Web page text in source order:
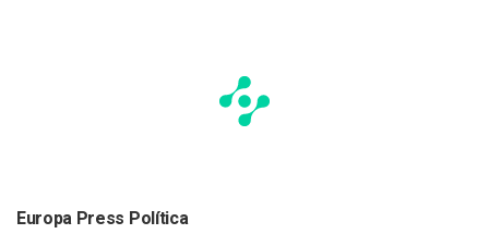
Europa Press Política